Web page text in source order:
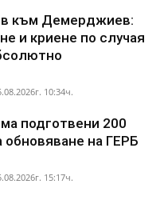
към Демерджиев:
и криене по случая
10:34ч.
подготвени 200
обновяване на ГЕРБ
15:17ч.